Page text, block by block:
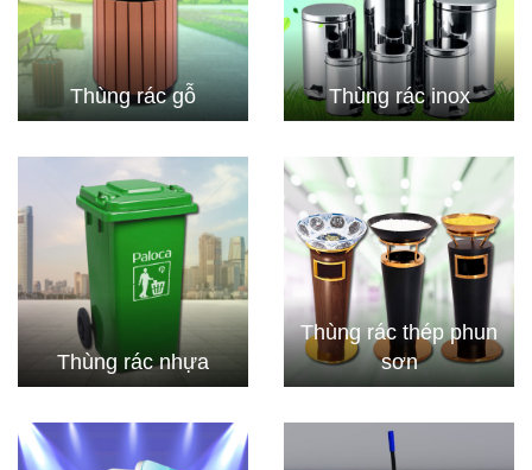
Thùng rác gỗ Thùng rác inox
Thùng rác nhựa
Thùng rác thép phun
sơn